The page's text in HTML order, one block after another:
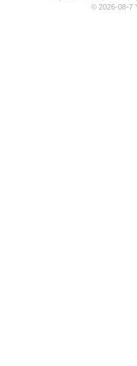
© 2026-08-7